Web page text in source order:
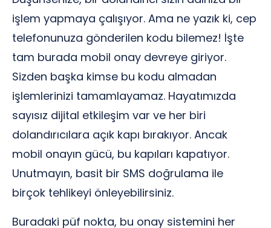
işlem yapmaya çalışıyor. Ama ne yazık ki, cep
telefonunuza gönderilen kodu bilemez! İşte
tam burada mobil onay devreye giriyor.
Sizden başka kimse bu kodu almadan
işlemlerinizi tamamlayamaz. Hayatımızda
sayısız dijital etkileşim var ve her biri
dolandırıcılara açık kapı bırakıyor. Ancak
mobil onayın gücü, bu kapıları kapatıyor.
Unutmayın, basit bir SMS doğrulama ile
birçok tehlikeyi önleyebilirsiniz.
Buradaki püf nokta, bu onay sistemini her